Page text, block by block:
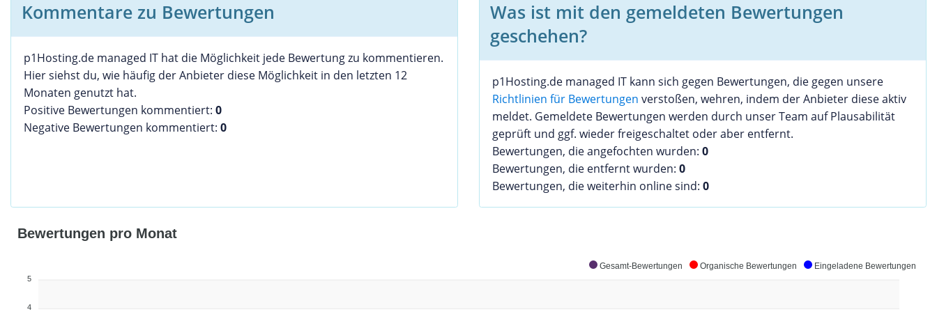
Kommentare zu Bewertungen
p1Hosting.de managed IT hat die Möglichkeit jede Bewertung zu kommentieren.
Hier siehst du, wie häufig der Anbieter diese Möglichkeit in den letzten 12
Monaten genutzt hat.
Positive Bewertungen kommentiert: 0
Negative Bewertungen kommentiert: 0
Was ist mit den gemeldeten Bewertungen
geschehen?
p1Hosting.de managed IT kann sich gegen Bewertungen, die gegen unsere
Richtlinien für Bewertungen verstoßen, wehren, indem der Anbieter diese aktiv
meldet. Gemeldete Bewertungen werden durch unser Team auf Plausabilität
geprüft und ggf. wieder freigeschaltet oder aber entfernt.
Bewertungen, die angefochten wurden: 0
Bewertungen, die entfernt wurden: 0
Bewertungen, die weiterhin online sind: 0
Gesamt-Bewertungen Organische Bewertungen Eingeladene Bewertungen
Bewertungen pro Monat
5
4